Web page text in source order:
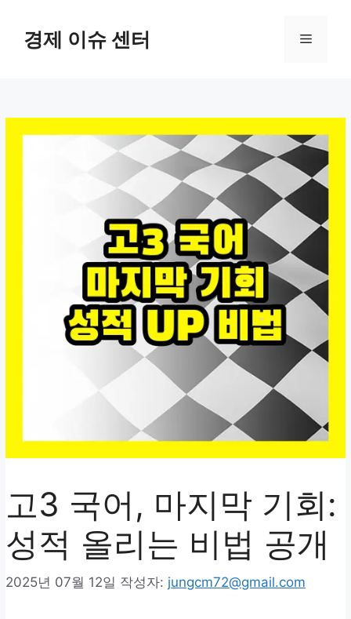
경제 이슈 센터 메
고3 국어, 마지막 기회:
성적 올리는 비법 공개
2025년 07월 12일 작성자: jungcm72@gmail.com